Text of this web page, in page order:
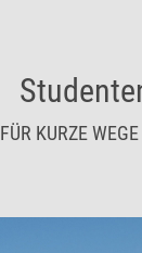
FÜR KURZE